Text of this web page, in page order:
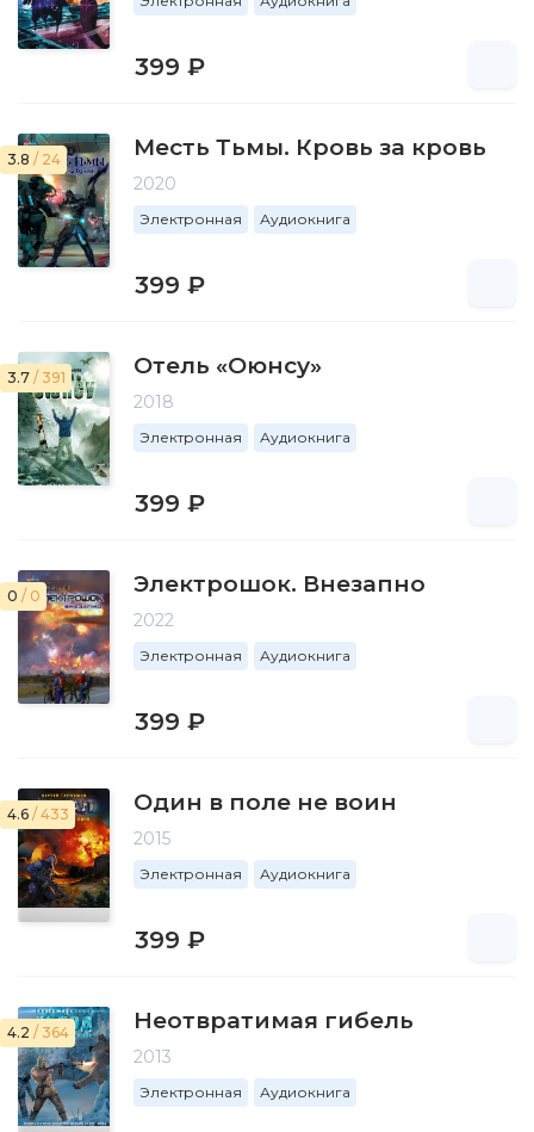
399 ₽
3.8 / 24 Месть Тьмы. Кровь за кровь
2020
Электронная Аудиокнига
399 ₽
3.7 / 391 Отель «Оюнсу»
2018
Электронная Аудиокнига
399 ₽
0 / 0 Электрошок. Внезапно
2022
Электронная Аудиокнига
399 ₽
4.6 / 433 Один в поле не воин
2015
Электронная Аудиокнига
399 ₽
4.2 / 364 Неотвратимая гибель
2013
Электронная Аудиокнига